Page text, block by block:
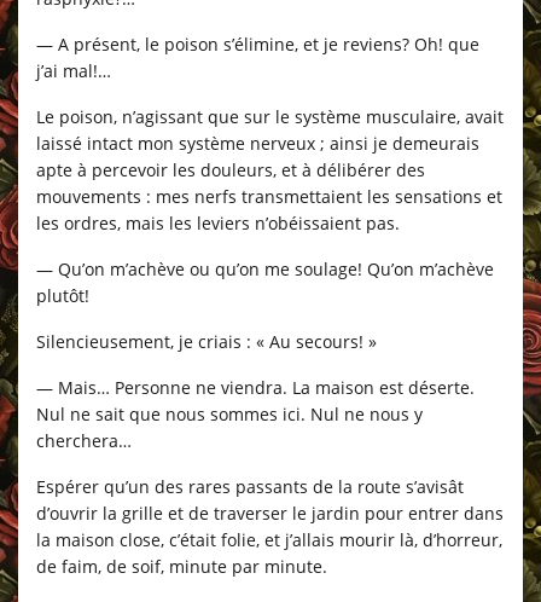
— A présent, le poison s’élimine, et je reviens? Oh! que
j’ai mal!…
Le poison, n’agissant que sur le système musculaire, avait
laissé intact mon système nerveux ; ainsi je demeurais
apte à percevoir les douleurs, et à délibérer des
mouvements : mes nerfs transmettaient les sensations et
les ordres, mais les leviers n’obéissaient pas.
— Qu’on m’achève ou qu’on me soulage! Qu’on m’achève
plutôt!
Silencieusement, je criais : « Au secours! »
— Mais… Personne ne viendra. La maison est déserte.
Nul ne sait que nous sommes ici. Nul ne nous y
cherchera…
Espérer qu’un des rares passants de la route s’avisât
d’ouvrir la grille et de traverser le jardin pour entrer dans
la maison close, c’était folie, et j’allais mourir là, d’horreur,
de faim, de soif, minute par minute.